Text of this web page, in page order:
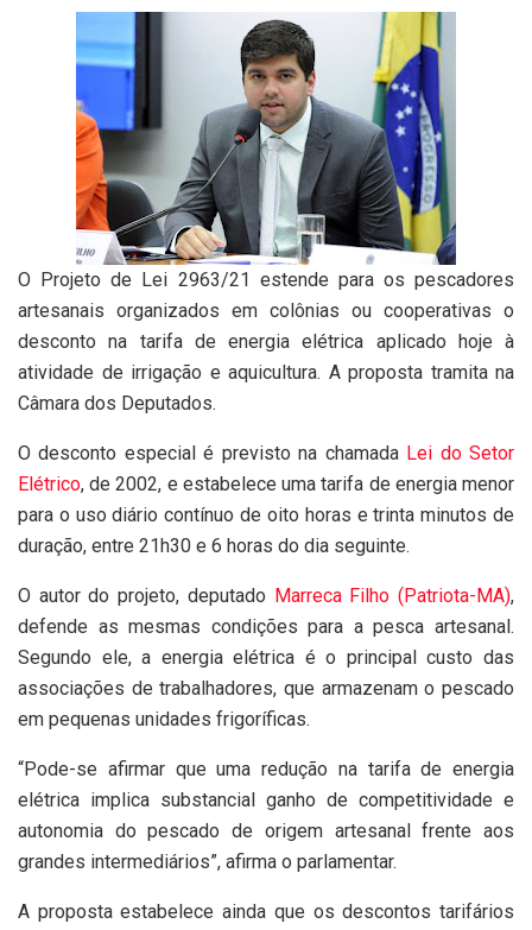
O Projeto de Lei 2963/21 estende para os pescadores
artesanais organizados em colônias ou cooperativas o
desconto na tarifa de energia elétrica aplicado hoje à
atividade de irrigação e aquicultura. A proposta tramita na
Câmara dos Deputados.
O desconto especial é previsto na chamada Lei do Setor
Elétrico, de 2002, e estabelece uma tarifa de energia menor
para o uso diário contínuo de oito horas e trinta minutos de
duração, entre 21h30 e 6 horas do dia seguinte.
O autor do projeto, deputado Marreca Filho (Patriota-MA),
defende as mesmas condições para a pesca artesanal.
Segundo ele, a energia elétrica é o principal custo das
associações de trabalhadores, que armazenam o pescado
em pequenas unidades frigoríficas.
“Pode-se afirmar que uma redução na tarifa de energia
elétrica implica substancial ganho de competitividade e
autonomia do pescado de origem artesanal frente aos
grandes intermediários”, afirma o parlamentar.
A proposta estabelece ainda que os descontos tarifários